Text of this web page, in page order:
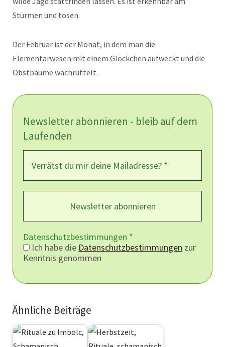
Stürmen und tosen.
Der Februar ist der Monat, in dem man die
Elementarwesen mit einem Glöckchen aufweckt und die
Obstbäume wachrüttelt.
Newsletter abonnieren - bleib auf dem
Laufenden
Datenschutzbestimmungen *
Ich habe die Datenschutzbestimmungen zur
Kenntnis genommen
Ähnliche Beiträge